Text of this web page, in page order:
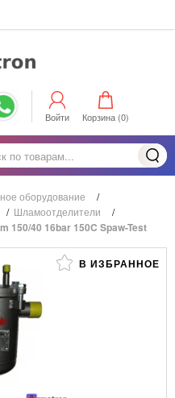
Войти Корзина (0)
оборудование
/
/ Шламоотделители /
150/40 16bar 150C Spaw-Test
В ИЗБРАННОЕ